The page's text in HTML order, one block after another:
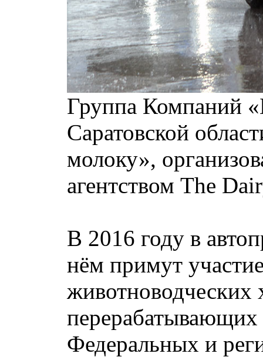
Группа Компаний
Саратовской
молоку»,
агентством The
В 2016 году в
нём примут
животноводческих
перерабатывающих
Федеральных и